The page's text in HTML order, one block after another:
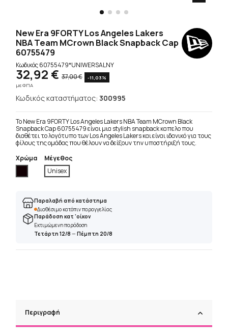
New Era 9FORTY Los Angeles Lakers
NBA Team MCrown Black Snapback Cap
60755479
Κωδικός60755479*UNIWERSALNY
32,92 € 37,00 €
-11,03%
με ΦΠΑ
Κωδικός καταστήματος:300995
Το New Era 9FORTY Los Angeles Lakers NBA Team MCrown Black
Snapback Cap 60755479 είναι μια stylish snapback καπελο που
διαθέτει το λογότυπο των Los Angeles Lakers και είναι ιδανικό για τους
φίλους της ομάδας που θέλουν να δείξουν την υποστήριξή τους.
Χρώμα
Μέγεθος
Unisex
Παραλαβή από κατάστημα
Διαθέσιμο κατόπιν παραγγελίας
Παράδοση κατ 'οίκον
Εκτιμώμενη παράδοση
Τετάρτη 12/8 —Πέμπτη 20/8
Περιγραφή